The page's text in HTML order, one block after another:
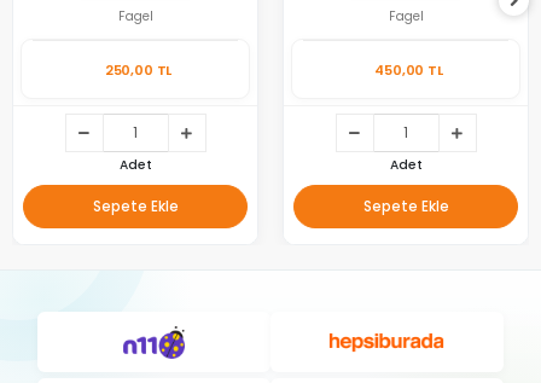
Fagel
250,00 TL
Adet
Sepete Ekle
Fagel
450,00 TL
Adet
Sepete Ekle